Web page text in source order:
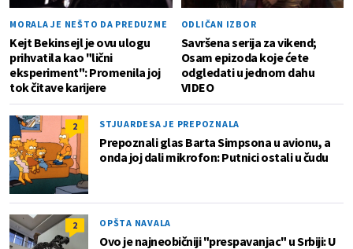
MORALA JE NEŠTO DA PREDUZME
Kejt Bekinsejl je ovu ulogu
prihvatila kao "lični
eksperiment": Promenila joj
tok čitave karijere
ODLIČAN IZBOR
Savršena serija za vikend;
Osam epizoda koje ćete
odgledati u jednom dahu
VIDEO
2 STJUARDESA JE PREPOZNALA
Prepoznali glas Barta Simpsona u avionu, a
onda joj dali mikrofon: Putnici ostali u čudu
2 OPŠTA NAVALA
Ovo je najneobičniji "prespavanjac" u Srbiji: U